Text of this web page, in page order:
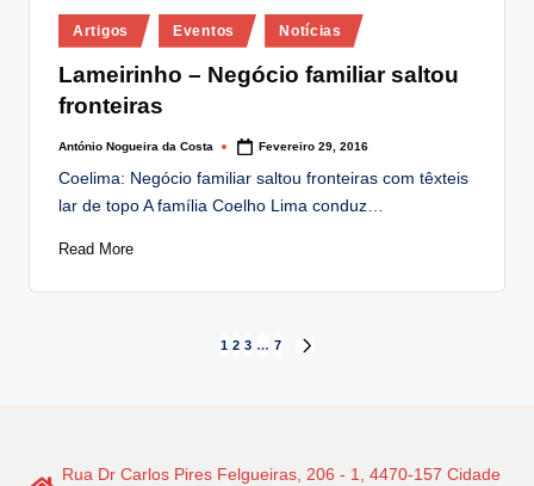
Posted
in
Artigos Eventos Notícias
Lameirinho – Negócio familiar saltou
fronteiras
Posted
António Nogueira da Costa Fevereiro 29, 2016
Coelima: Negócio familiar saltou fronteiras com têxteis
lar de topo A família Coelho Lima conduz…
Read More
dos
1 2 3 … 7
Rua Dr Carlos Pires Felgueiras, 206 - 1, 4470-157 Cidade